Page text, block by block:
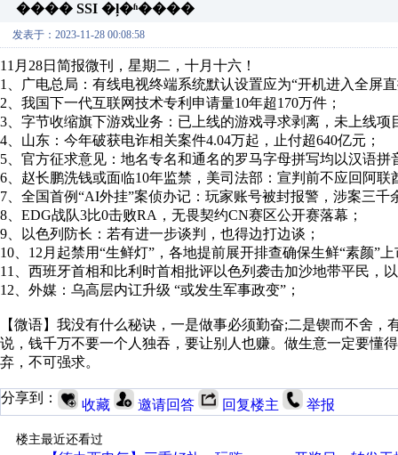
���� SSI �ļ�ʱ����
发表于：2023-11-28 00:08:58
11月28日简报微刊，星期二，十月十六！
1、广电总局：有线电视终端系统默认设置应为“开机进入全屏
2、我国下一代互联网技术专利申请量10年超170万件；
3、字节收缩旗下游戏业务：已上线的游戏寻求剥离，未上线项
4、山东：今年破获电诈相关案件4.04万起，止付超640亿元；
5、官方征求意见：地名专名和通名的罗马字母拼写均以汉语拼
6、赵长鹏洗钱或面临10年监禁，美司法部：宣判前不应回阿联
7、全国首例“AI外挂”案侦办记：玩家账号被封报警，涉案三千
8、EDG战队3比0击败RA，无畏契约CN赛区公开赛落幕；
9、以色列防长：若有进一步谈判，也得边打边谈；
10、12月起禁用“生鲜灯”，各地提前展开排查确保生鲜“素颜”上
11、西班牙首相和比利时首相批评以色列袭击加沙地带平民，
12、外媒：乌高层内讧升级 “或发生军事政变”；
【微语】我没有什么秘诀，一是做事必须勤奋;二是锲而不舍
说，钱千万不要一个人独吞，要让别人也赚。做生意一定要懂
弃，不可强求。
分享到： 收藏 邀请回答 回复楼主 举报
楼主最近还看过